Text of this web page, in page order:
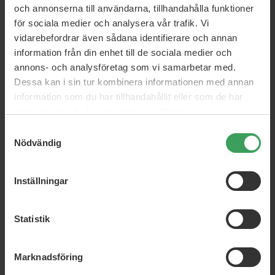
och annonserna till användarna, tillhandahålla funktioner
för sociala medier och analysera vår trafik. Vi
vidarebefordrar även sådana identifierare och annan
information från din enhet till de sociala medier och
annons- och analysföretag som vi samarbetar med.
Dessa kan i sin tur kombinera informationen med annan
information som du har tillhandahållit eller som de har
Nödvändig
Inställningar
Statistik
Marknadsföring
Head and Shoulders Classic
Clean
250 ML
Pris 41,50 kr
Köp nu
Redken Extreme Conditioner
1000 ML
Rek. Pris 954,75 kr
Pris 657,95 kr
Köp nu
Schampo & Balsam
Du kan inte förvänta dig mjukt, glänsande och riktigt friskt
hår utan att använda ett av de bästa schampona. Det är ett
i duschen.